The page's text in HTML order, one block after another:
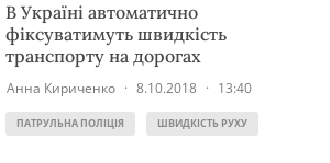
В Україні автоматично
фіксуватимуть швидкість
транспорту на дорогах
Анна Кириченко · 8.10.2018 · 13:40
ПАТРУЛЬНА ПОЛІЦІЯ ШВИДКІСТЬ РУХУ